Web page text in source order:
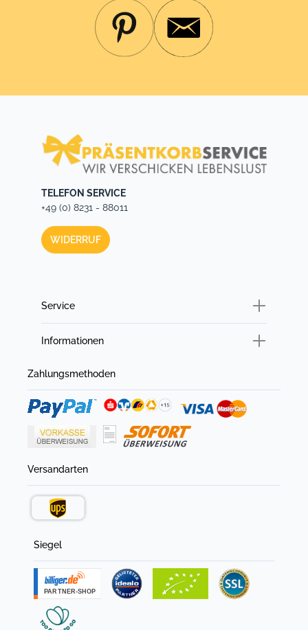
TELEFON SERVICE
+49 (0) 8231 - 88011
WIDERRUF
Service
Informationen
Zahlungsmethoden
Versandarten
Siegel